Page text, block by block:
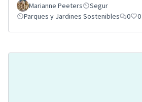
Marianne Peeters
Segur
Parques y Jardines Sostenibles
0 0